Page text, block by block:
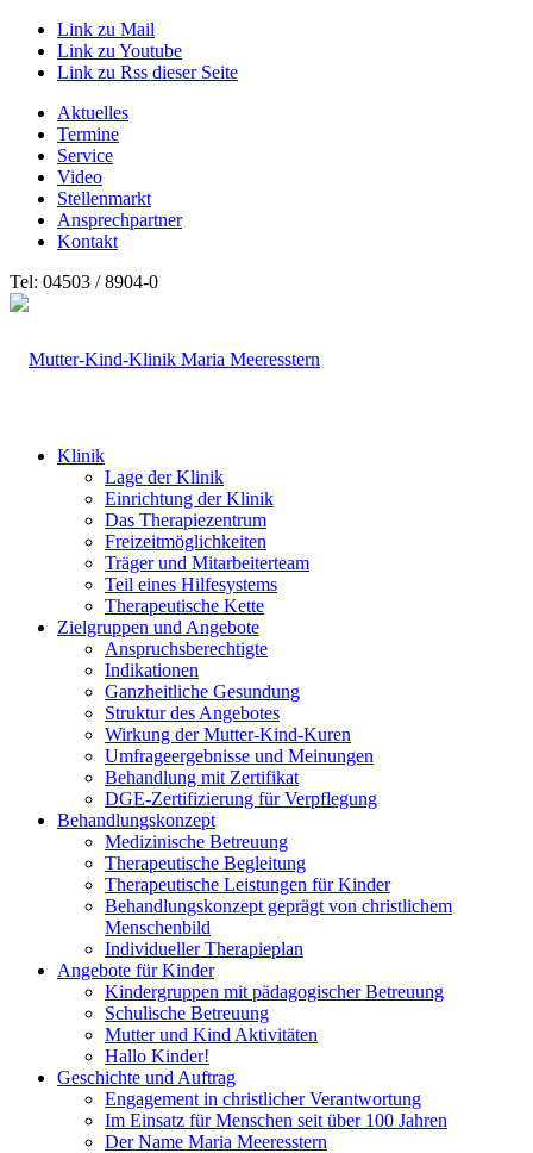
Link zu Mail
Link zu Youtube
Link zu Rss dieser Seite
Aktuelles
Termine
Service
Video
Stellenmarkt
Ansprechpartner
Kontakt
Tel: 04503 / 8904-0
Klinik
Lage der Klinik
Einrichtung der Klinik
Das Therapiezentrum
Freizeitmöglichkeiten
Träger und Mitarbeiterteam
Teil eines Hilfesystems
Therapeutische Kette
Zielgruppen und Angebote
Anspruchsberechtigte
Indikationen
Ganzheitliche Gesundung
Struktur des Angebotes
Wirkung der Mutter-Kind-Kuren
Umfrageergebnisse und Meinungen
Behandlung mit Zertifikat
DGE-Zertifizierung für Verpflegung
Behandlungskonzept
Medizinische Betreuung
Therapeutische Begleitung
Therapeutische Leistungen für Kinder
Behandlungskonzept geprägt von christlichem
Menschenbild
Individueller Therapieplan
Angebote für Kinder
Kindergruppen mit pädagogischer Betreuung
Schulische Betreuung
Mutter und Kind Aktivitäten
Hallo Kinder!
Geschichte und Auftrag
Engagement in christlicher Verantwortung
Im Einsatz für Menschen seit über 100 Jahren
Der Name Maria Meeresstern